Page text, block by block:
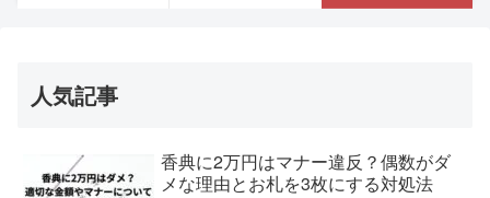
人気記事
香典に2万円はマナー違反？偶数がダ
メな理由とお札を3枚にする対処法